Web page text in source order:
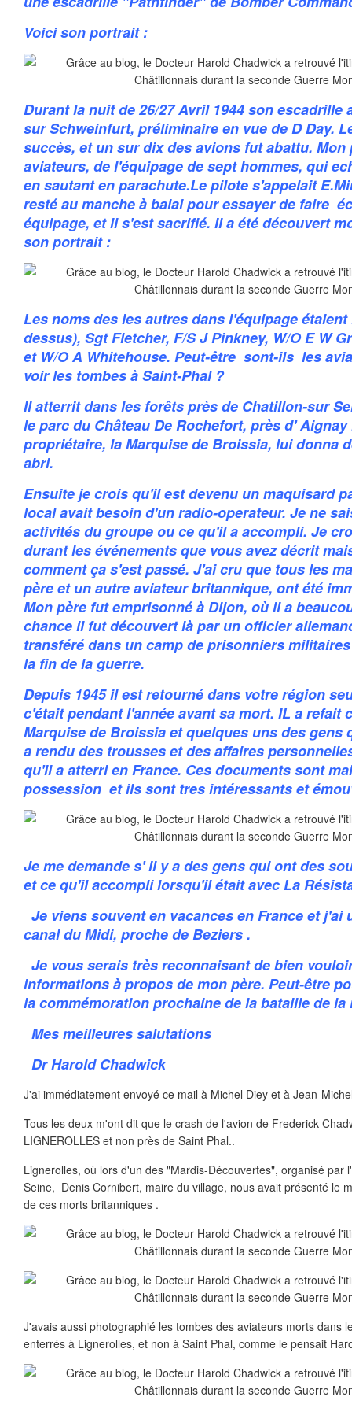
Voici son portrait :
Durant la nuit de 26/27 Avril 1944 son escadrille
sur Schweinfurt, préliminaire en vue de D Day.
succès, et un sur dix des avions fut abattu. Mon
aviateurs, de l'équipage de sept hommes, qui
en sautant en parachute.Le pilote s'appelait
resté au manche à balai pour essayer de faire
équipage, et il s'est sacrifié. Il a été découvert
son portrait :
Les noms des les autres dans l'équipage
dessus), Sgt Fletcher, F/S J Pinkney, W/O E W
et W/O A Whitehouse. Peut-être sont-ils les
voir les tombes à Saint-Phal ?
Il atterrit dans les forêts près de Chatillon-sur
le parc du Château De Rochefort, près d'
propriétaire, la Marquise de Broissia, lui donna
abri.
Ensuite je crois qu'il est devenu un maquisard
local avait besoin d'un radio-operateur. Je ne
activités du groupe ou ce qu'il a accompli. Je
durant les événements que vous avez décrit
comment ça s'est passé. J'ai cru que tous les
père et un autre aviateur britannique, ont été
Mon père fut emprisonné à Dijon, où il a
chance il fut découvert là par un officier
transféré dans un camp de prisonniers
la fin de la guerre.
Depuis 1945 il est retourné dans votre région
c'était pendant l'année avant sa mort. IL a refait
Marquise de Broissia et quelques uns des gens
a rendu des trousses et des affaires
qu'il a atterri en France. Ces documents sont
possession et ils sont tres intéressants et
Je me demande s' il y a des gens qui ont des
et ce qu'il accompli lorsqu'il était avec La
Je viens souvent en vacances en France et j'ai
canal du Midi, proche de Beziers .
Je vous serais très reconnaisant de bien
informations à propos de mon père. Peut-être
la commémoration prochaine de la bataille de la
Mes meilleures salutations
Dr Harold Chadwick
J'ai immédiatement envoyé ce mail à Michel Diey et à Jean-
Tous les deux m'ont dit que le crash de l'avion de Frederick
LIGNEROLLES et non près de Saint Phal..
Lignerolles, où lors d'un des "Mardis-Découvertes", organisé par
Seine, Denis Cornibert, maire du village, nous avait présenté le
de ces morts britanniques .
J'avais aussi photographié les tombes des aviateurs morts dans
enterrés à Lignerolles, et non à Saint Phal, comme le pensait